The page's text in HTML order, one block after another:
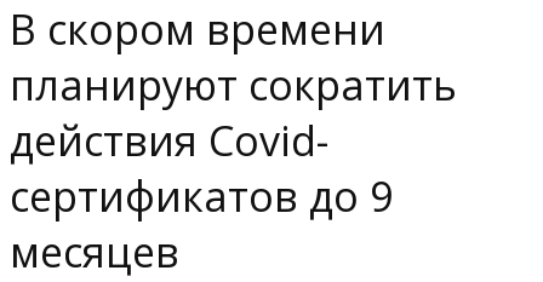
В скором времени
планируют сократить
действия Covid-
сертификатов до 9
месяцев